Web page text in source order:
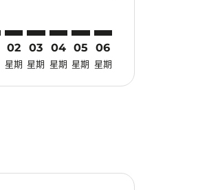
02
星期
03
星期
04
星期
05
星期
06
星期